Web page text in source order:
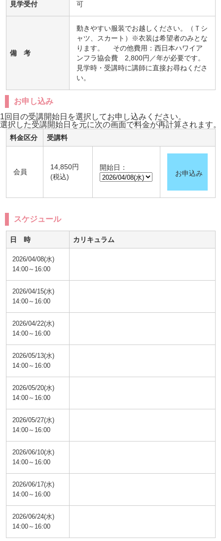
見学受付 可
備 考
動きやすい服装でお越しください。（Ｔシ
ャツ、スカート）※衣装は希望者のみとな
ります。 その他費用：西日本ハワイア
ンフラ協会費 2,800円／年が必要です。
見学時・受講時に講師に直接お尋ねくださ
い。
お申し込み
1回目の受講開始日を選択してお申し込みください。
選択した受講開始日を元に次の画面で料金が再計算されます。
料金区分 受講料
会員
14,850円
(税込)
開始日：
お申込み
スケジュール
日 時 カリキュラム
2026/04/08(水)
14:00～16:00
2026/04/15(水)
14:00～16:00
2026/04/22(水)
14:00～16:00
2026/05/13(水)
14:00～16:00
2026/05/20(水)
14:00～16:00
2026/05/27(水)
14:00～16:00
2026/06/10(水)
14:00～16:00
2026/06/17(水)
14:00～16:00
2026/06/24(水)
14:00～16:00